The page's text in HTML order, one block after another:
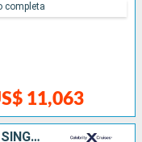
11,063
completa
INDONESIA, MALÁSIA, TAILÃNDIA, SINGAPURA